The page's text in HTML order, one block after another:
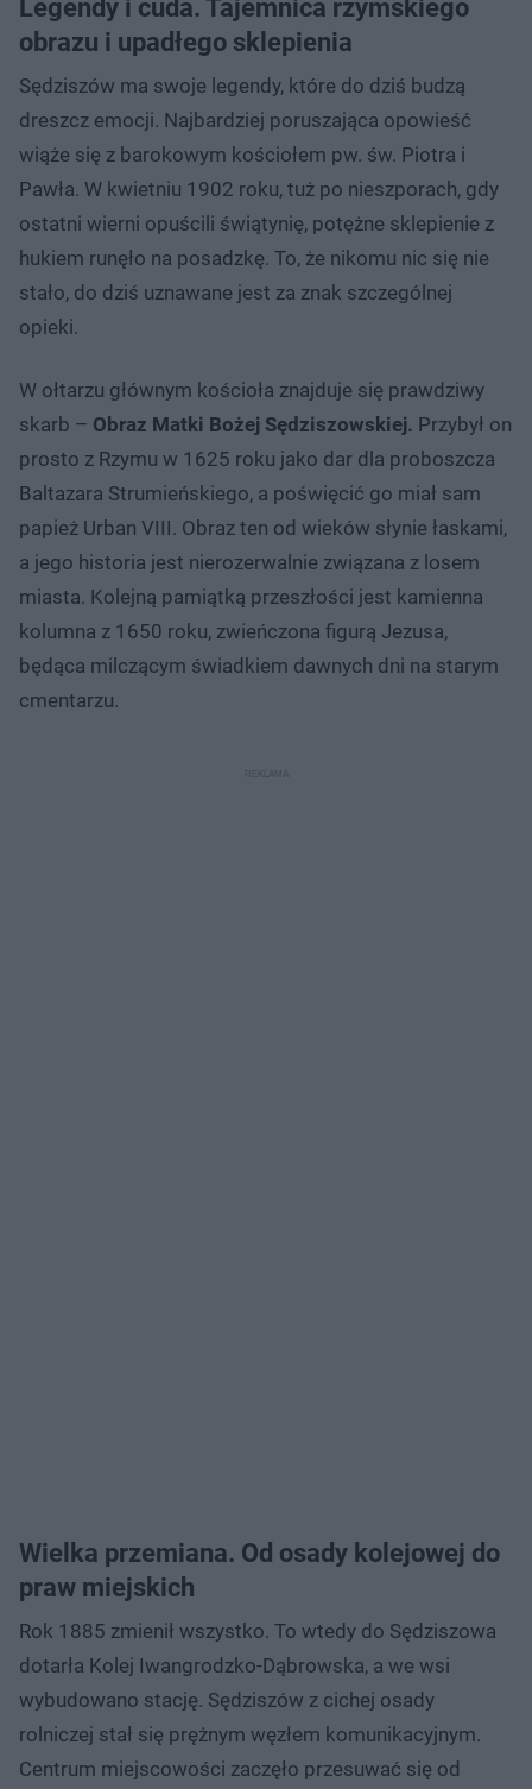
Legendy i cuda. Tajemnica rzymskiego
obrazu i upadłego sklepienia
Sędziszów ma swoje legendy, które do dziś budzą
dreszcz emocji. Najbardziej poruszająca opowieść
wiąże się z barokowym kościołem pw. św. Piotra i
Pawła. W kwietniu 1902 roku, tuż po nieszporach, gdy
ostatni wierni opuścili świątynię, potężne sklepienie z
hukiem runęło na posadzkę. To, że nikomu nic się nie
stało, do dziś uznawane jest za znak szczególnej
opieki.
W ołtarzu głównym kościoła znajduje się prawdziwy
skarb – Obraz Matki Bożej Sędziszowskiej. Przybył on
prosto z Rzymu w 1625 roku jako dar dla proboszcza
Baltazara Strumieńskiego, a poświęcić go miał sam
papież Urban VIII. Obraz ten od wieków słynie łaskami,
a jego historia jest nierozerwalnie związana z losem
miasta. Kolejną pamiątką przeszłości jest kamienna
kolumna z 1650 roku, zwieńczona figurą Jezusa,
będąca milczącym świadkiem dawnych dni na starym
cmentarzu.
Wielka przemiana. Od osady kolejowej do
praw miejskich
Rok 1885 zmienił wszystko. To wtedy do Sędziszowa
dotarła Kolej Iwangrodzko-Dąbrowska, a we wsi
wybudowano stację. Sędziszów z cichej osady
rolniczej stał się prężnym węzłem komunikacyjnym.
Centrum miejscowości zaczęło przesuwać się od